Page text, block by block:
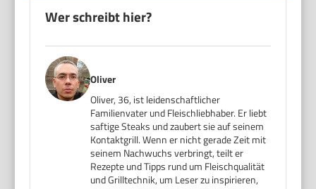
Wer schreibt hier?
Oliver
Oliver, 36, ist leidenschaftlicher
Familienvater und Fleischliebhaber. Er liebt
saftige Steaks und zaubert sie auf seinem
Kontaktgrill. Wenn er nicht gerade Zeit mit
seinem Nachwuchs verbringt, teilt er
Rezepte und Tipps rund um Fleischqualität
und Grilltechnik, um Leser zu inspirieren,